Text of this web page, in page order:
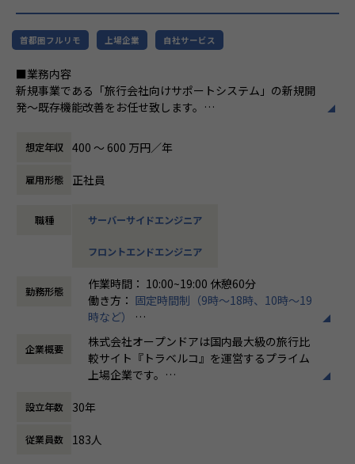
首都圏フルリモ 上場企業 自社サービス
■業務内容
新規事業である「旅行会社向けサポートシステム」の新規開
発～既存機能改善をお任せ致します。
■業務詳細
・協力会社のハンドリング
・ディレクターへのテクニカルサポートや提案
・Webアプリケーションの機能追加・改善(サーバーサイド、
・技術的問題の解決にむけたシステム構成の見直し、リファ
・大規模トラフィック、大規模データを捌くシステム構成の
・新たなミドルウェアやツールの導入
【業務の変更の範囲】
想定年収 400 〜 600 万円／年
雇用形態 正社員
職種 サーバーサイドエンジニア
フロントエンドエンジニア
勤務形態
作業時間： 10:00~19:00 休憩60分
働き方： 固定時間制（9時～18時、10時～19
時など）
時間外労働の有無： 有（月平均20時間）
休憩時間： 60分
企業概要
株式会社オープンドアは国内最大級の旅行比
較サイト『トラベルコ』を運営するプライム
上場企業です。
介サイト『GALLERY JAPAN』も運営してお
メインの『トラベルコ』は国内外のホテル、
設立年数 30年
従業員数 183人